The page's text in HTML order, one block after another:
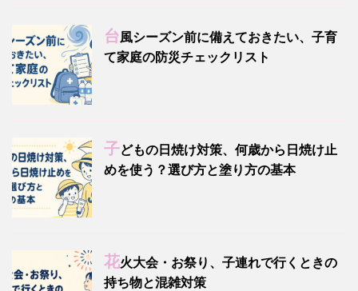
台風シーズン前に備えておきたい、子育
て家庭の防災チェックリスト
子どもの日焼け対策、何歳から日焼け止
めを使う？選び方と塗り方の基本
花火大会・お祭り、子連れで行くときの
持ち物と混雑対策